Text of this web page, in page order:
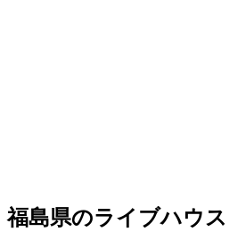
福島県のライブハウス